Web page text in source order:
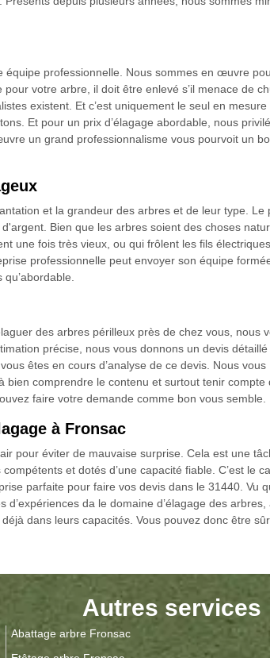
professionnelle. Nous sommes en œuvre
votre arbre, il doit être enlevé s’il menace de
existent. Et c’est uniquement le seul en mesure
Et pour un prix d’élagage abordable, nous
un grand professionnalisme vous pourvoit un
et la grandeur des arbres et de leur type. Le
Bien que les arbres soient des choses
une fois très vieux, ou qui frôlent les fils électriques
professionnelle peut envoyer son équipe
des arbres périlleux près de chez vous, nous
précise, nous vous donnons un devis détaillé
êtes en cours d’analyse de ce devis. Nous vous
bien comprendre le contenu et surtout tenir compte
faire votre demande comme bon vous semble.
à Fronsac
pour éviter de mauvaise surprise. Cela est une
et dotés d’une capacité fiable. C’est le
parfaite pour faire vos devis dans le 31440. Vu
da le domaine d’élagage des arbres,
dans leurs capacités. Vous pouvez donc être
Autres services
Abattage arbre Fronsac